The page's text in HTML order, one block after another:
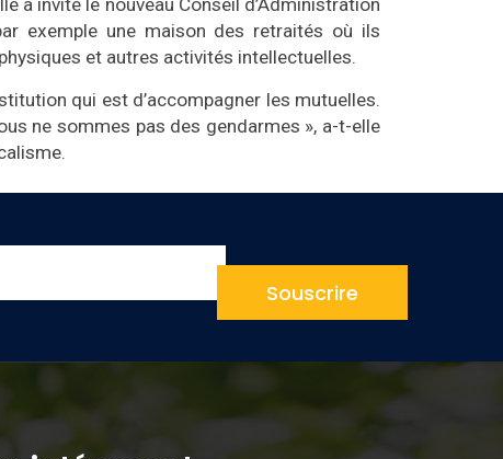
a invité le nouveau Conseil d’Administration
exemple une maison des retraités où ils
et autres activités intellectuelles.
qui est d’accompagner les mutuelles.
ne sommes pas des gendarmes », a-t-elle
Souscrire